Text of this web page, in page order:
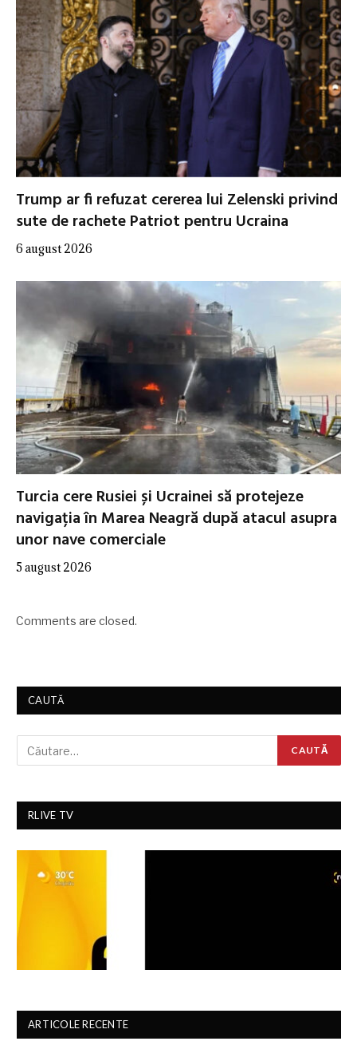
Trump ar fi refuzat cererea lui Zelenski privind
sute de rachete Patriot pentru Ucraina
6 august 2026
Turcia cere Rusiei și Ucrainei să protejeze
navigația în Marea Neagră după atacul asupra
unor nave comerciale
5 august 2026
Comments are closed.
CAUTĂ
RLIVE TV
ARTICOLE RECENTE